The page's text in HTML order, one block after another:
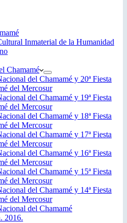
Inmaterial de la Humanidad
Chamamé
del Chamamé y 20ª Fiesta
del Mercosur
del Chamamé y 19ª Fiesta
del Mercosur
del Chamamé y 18ª Fiesta
del Mercosur
del Chamamé y 17ª Fiesta
del Mercosur
del Chamamé y 16ª Fiesta
del Mercosur
del Chamamé y 15ª Fiesta
del Mercosur
del Chamamé y 14ª Fiesta
del Mercosur
del Chamamé
2016.